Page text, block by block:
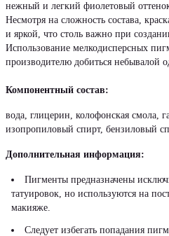
нежный и легкий фиолетовый
Несмотря на сложность состава,
и яркой, что столь важно при
Использование мелкодисперсных
производителю добиться небывалой
Компонентный состав:
вода, глицерин, колофонская смола,
изопропиловый спирт, бензиловый
Дополнительная информация:
Пигменты предназначены
татуировок, но используются на
макияже.
Следует избегать попадания